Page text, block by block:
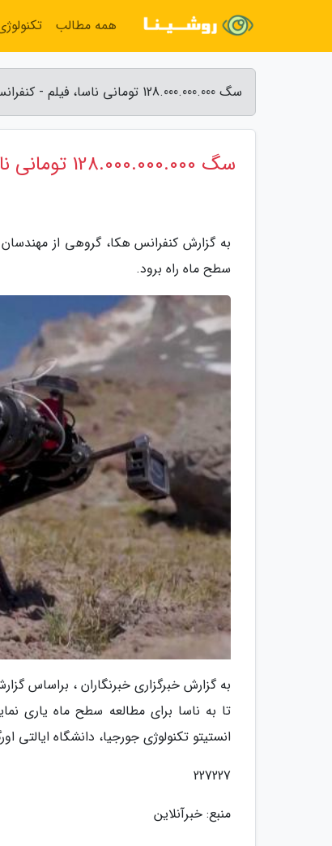
سگ 128.000.000.000 تومانی ناسا، فیلم - کنفرانس هکا
سگ 128.000.000.000 تومانی ناسا، فیلم
به گزارش کنفرانس هکا، گروهی از
سطح ماه راه برود.
به گزارش خبرگزاری خبرنگاران ، براساس
تا به ناسا برای مطالعه سطح ماه یاری
انستیتو تکنولوژی جورجیا، دانشگاه ایالتی
227227
منبع: خبرآنلاین
همه مطالب